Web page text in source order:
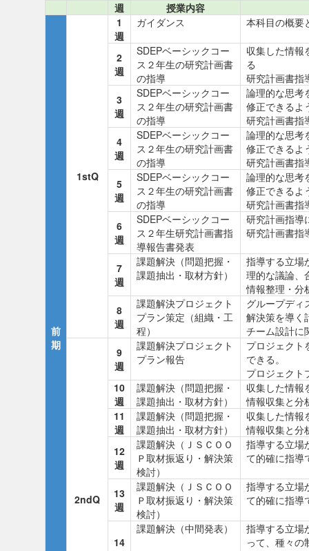
週 授業内容
前
期
1stQ
1
週
ガイダンス 本科目の概要
2
週
SDEPベーシックコー
ス２年生の研究計画書
の指導
収集した情報
る
研究計画書指
3
週
SDEPベーシックコー
ス２年生の研究計画書
の指導
論理的な思考
修正できるよ
研究計画書指
4
週
SDEPベーシックコー
ス２年生の研究計画書
の指導
論理的な思考
修正できるよ
研究計画書指
5
週
SDEPベーシックコー
ス２年生の研究計画書
の指導
論理的な思考
修正できるよ
研究計画書指
6
週
SDEPベーシックコー
ス２年生研究計画書指
導報告書発表
研究計画指導
研究計画書指
7
週
課題解決（問題把握・
課題抽出・取材方針）
指導する立場
理的な議論、
情報整理・分
8
週
課題解決プロジェクト
プラン策定（組織・工
程）
グループディ
解決策を導く
チーム設計に
2ndQ
9
週
課題解決プロジェクト
プラン報告
プロジェクト
できる。
プロジェクト
10
週
課題解決（問題把握・
課題抽出・取材方針）
収集した情報
情報収集と分
11
週
課題解決（問題把握・
課題抽出・取材方針）
収集した情報
情報収集と分
12
週
課題解決（ＪＳＣＯＯ
Ｐ取材振返り・解決策
検討）
指導する立場
て的確に指導
13
週
課題解決（ＪＳＣＯＯ
Ｐ取材振返り・解決策
検討）
指導する立場
て的確に指導
14
課題解決（中間発表）
指導する立場
って、種々の